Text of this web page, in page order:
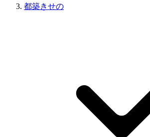
都築きせの